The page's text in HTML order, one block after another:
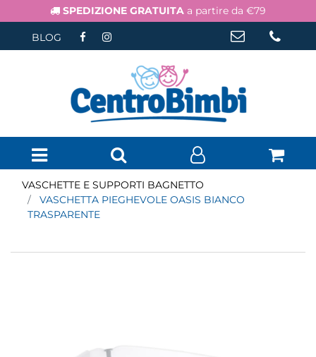
SPEDIZIONE GRATUITA a partire da €79
BLOG
Open menu
VASCHETTE E SUPPORTI BAGNETTO
VASCHETTA PIEGHEVOLE OASIS BIANCO
TRASPARENTE